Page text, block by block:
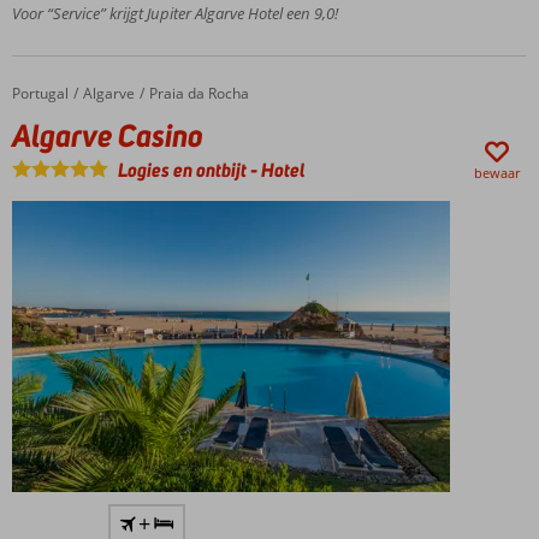
Halfpension
mogelijk
Spa &
Center
Voor “Service” krijgt Jupiter Algarve Hotel een 9,0!
Home
Portugal Algarve Praia da Rocha
Algarve Casino
Algarve Casino
Logies en ontbijt-Hotel bewaar
+